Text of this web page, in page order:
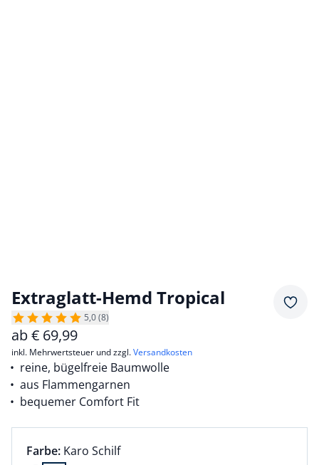
Extraglatt-Hemd Tropical
5,0 (8)
ab€ 69,99
inkl. Mehrwertsteuer und zzgl.Versandkosten
reine, bügelfreie Baumwolle
aus Flammengarnen
bequemer Comfort Fit
Farbauswahl:
Farbe: aktuell ausgewählt:
Karo Schilf